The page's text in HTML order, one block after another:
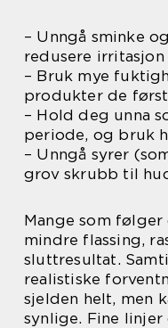
– Unngå sminke
redusere irritasjon
– Bruk mye
produkter de
– Hold deg unna
periode, og bruk
– Unngå syrer
grov skrubb til
Mange som
mindre flassing,
sluttresultat.
realistiske
sjelden helt, men
synlige. Fine